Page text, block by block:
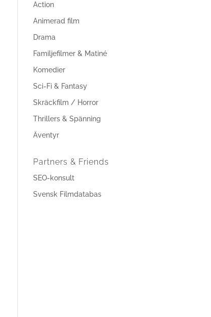
Action
Animerad film
Drama
Familjefilmer & Matiné
Komedier
Sci-Fi & Fantasy
Skräckfilm / Horror
Thrillers & Spänning
Äventyr
Partners & Friends
SEO-konsult
Svensk Filmdatabas